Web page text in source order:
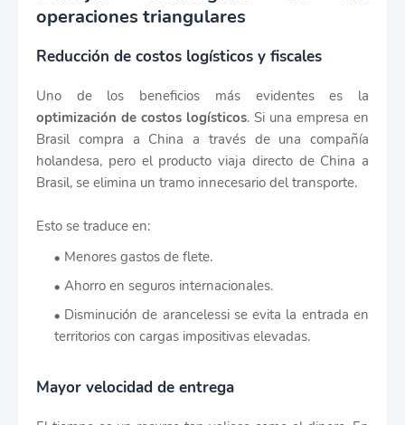
operaciones triangulares
Reducción de costos logísticos y fiscales
Uno de los beneficios más evidentes es la
optimización de costos logísticos. Si una empresa en
Brasil compra a China a través de una compañía
holandesa, pero el producto viaja directo de China a
Brasil, se elimina un tramo innecesario del transporte.
Esto se traduce en:
Menores gastos de flete.
Ahorro en seguros internacionales.
Disminución de arancelessi se evita la entrada en
territorios con cargas impositivas elevadas.
Mayor velocidad de entrega